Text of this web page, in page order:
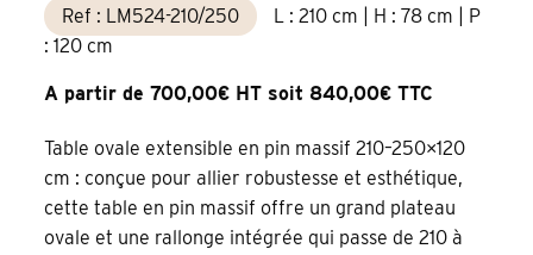
Ref : LM524-210/250
L : 210 cm | H : 78 cm | P
: 120 cm
A partir de 700,00€ HT soit 840,00€ TTC
Table ovale extensible en pin massif 210–250×120
cm : conçue pour allier robustesse et esthétique,
cette table en pin massif offre un grand plateau
ovale et une rallonge intégrée qui passe de 210 à